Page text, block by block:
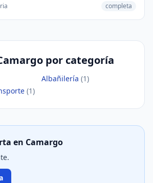
completa
por categoría
Albañilería (1)
(1)
en Camargo